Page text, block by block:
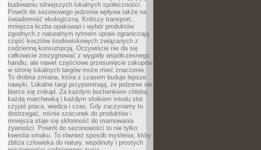
budowaniu silniejszych lokalnych społeczności.
Powrót do sezonowego jedzenia wpływa także na
świadomość ekologiczną. Krótszy transport,
mniejsza liczba opakowań i wybór produktów
zgodnych z naturalnym rytmem upraw ograniczają
część kosztów środowiskowych związanych z
codzienną konsumpcją. Oczywiście nie da się
całkowicie zrezygnować z wygody współczesnego
handlu, ale nawet częściowe przesunięcie zakupów
w stronę lokalnych targów może mieć znaczenie.
To drobna zmiana, która z czasem buduje lepsze
nawyki. Lokalne targi przypominają, że jedzenie nie
bierze się znikąd. Za każdym bochenkiem chleba,
każdą marchewką i każdym słoikiem miodu stoi
czyjaś praca, wiedza i czas. Gdy zaczynamy to
dostrzegać, rośnie szacunek do produktów i
mniejsza staje się skłonność do marnowania
żywności. Powrót do sezonowości to nie tylko
kwestia smaku. To również sposób myślenia, który
zbliża człowieka do natury, wspólnoty i prostych